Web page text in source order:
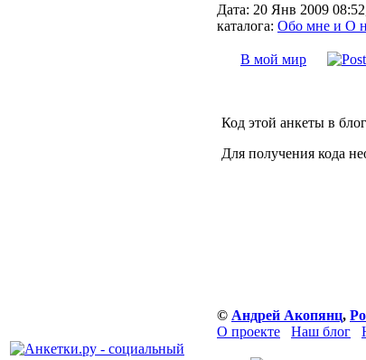
Дата: 20 Янв 2009
каталога: Обо мне и О
В мой мир
Код этой анкеты в блог
Для получения кода
© Андрей Акопянц,
О проекте
Наш блог